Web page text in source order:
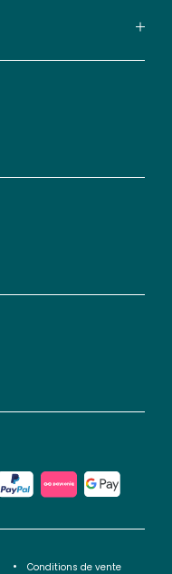
Conditions de vente